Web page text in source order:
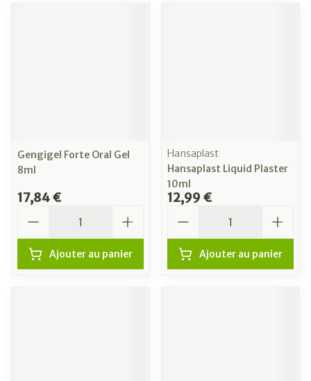
Gengigel Forte Oral Gel
8ml
17,84 €
Ajouter au panier
Hansaplast
Hansaplast Liquid Plaster
10ml
12,99 €
Ajouter au panier